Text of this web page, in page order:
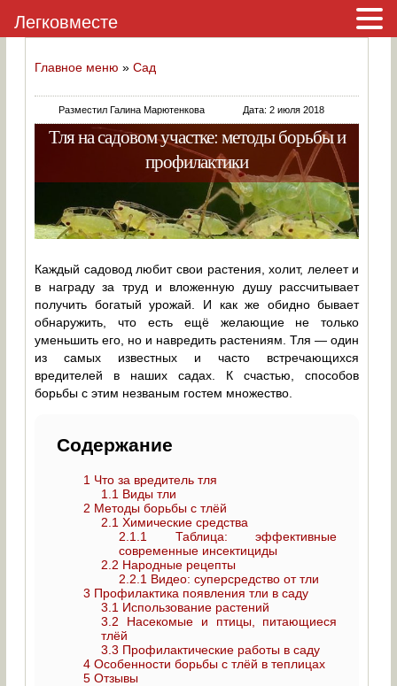
Главное меню »Сад
Разместил Галина Марютенкова Дата: 2 июля 2018
Тля на садовом участке: методы борьбы и
профилактики
Каждый садовод любит свои растения, холит, лелеет и
в награду за труд и вложенную душу рассчитывает
получить богатый урожай. И как же обидно бывает
обнаружить, что есть ещё желающие не только
уменьшить его, но и навредить растениям. Тля — один
из самых известных и часто встречающихся
вредителей в наших садах. К счастью, способов
борьбы с этим незваным гостем множество.
Содержание
1 Что за вредитель тля
1.1 Виды тли
2 Методы борьбы с тлёй
2.1 Химические средства
2.1.1
Таблица: эффективные
современные инсектициды
2.2 Народные рецепты
2.2.1 Видео: суперсредство от тли
3 Профилактика появления тли в саду
3.1 Использование растений
3.2 Насекомые и птицы, питающиеся
тлёй
3.3 Профилактические работы в саду
4 Особенности борьбы с тлёй в теплицах
5 Отзывы
Легковместе